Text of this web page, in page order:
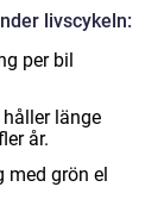
livscykeln:
per bil
länge
år.
med grön el